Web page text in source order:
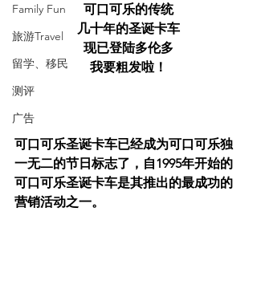
Family Fun
旅游Travel
留学、移民
测评
广告
可口可乐的传统
几十年的圣诞卡车
现已登陆多伦多
我要粗发啦！
可口可乐圣诞卡车已经成为可口可乐独
一无二的节日标志了，自1995年开始的
可口可乐圣诞卡车是其推出的最成功的
营销活动之一。